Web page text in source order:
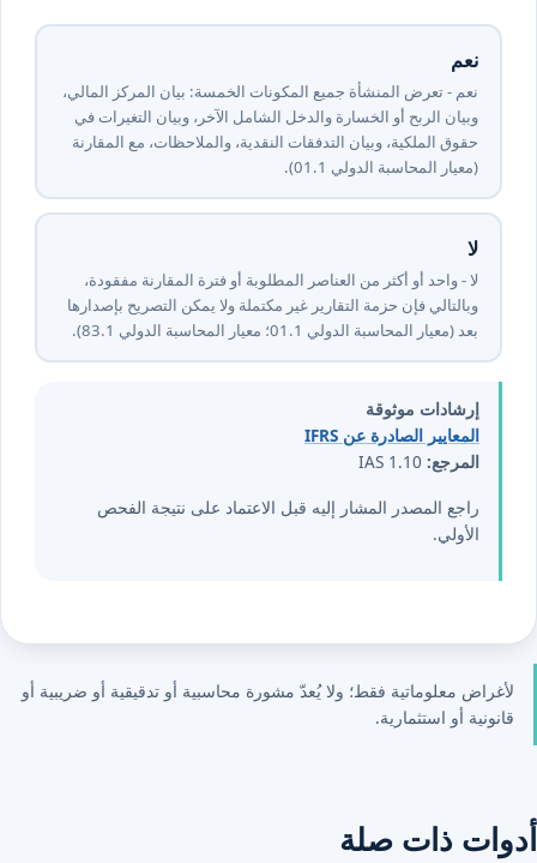
نعم
نعم - تعرض المنشأة جميع المكونات الخمسة: بيان المركز المالي،
وبيان الربح أو الخسارة والدخل الشامل الآخر، وبيان التغيرات في
حقوق الملكية، وبيان التدفقات النقدية، والملاحظات، مع المقارنة
(معيار المحاسبة الدولي ⁦1⁩.⁦10⁩).
لا
لا - واحد أو أكثر من العناصر المطلوبة أو فترة المقارنة مفقودة،
وبالتالي فإن حزمة التقارير غير مكتملة ولا يمكن التصريح بإصدارها
بعد (معيار المحاسبة الدولي ⁦1⁩.⁦10⁩؛ معيار المحاسبة الدولي ⁦1⁩.⁦38⁩).
إرشادات موثوقة
المعايير الصادرة عن IFRS
المرجع:
راجع المصدر المشار إليه قبل الاعتماد على نتيجة الفحص
الأولي.
لأغراض معلوماتية فقط؛ ولا يُعدّ مشورة محاسبية أو تدقيقية أو ضريبية أو
قانونية أو استثمارية.
أدوات ذات صلة